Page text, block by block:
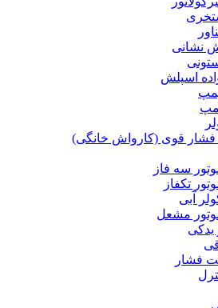
نشانی
اسپلش
فشار قوی (کارواش خانگی)
سه فاز
تکفاز
آبی
مشعل
یدکی
فشار